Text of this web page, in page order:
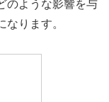
のような影響を与
ります。